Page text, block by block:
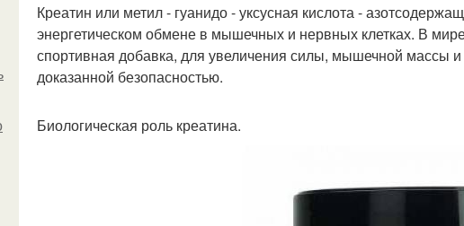
Креатин или метил - гуанидо - уксусная кислота -
энергетическом обмене в мышечных и нервных клетках. В
спортивная добавка, для увеличения силы, мышечной массы
доказанной безопасностью.
Биологическая роль креатина.